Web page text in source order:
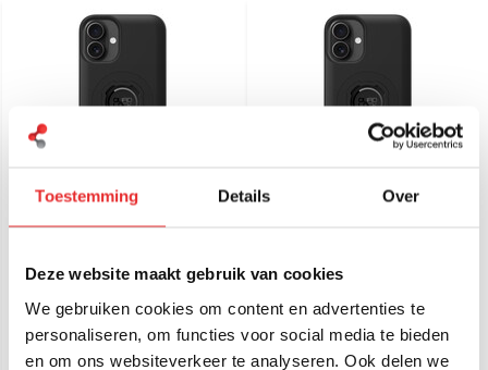
Toestemming Details Over
Deze website maakt gebruik van cookies
We gebruiken cookies om content en advertenties te
personaliseren, om functies voor social media te bieden
en om ons websiteverkeer te analyseren. Ook delen we
MAG
€ 44,95Incl. btw
€ 44,95 Incl. btw